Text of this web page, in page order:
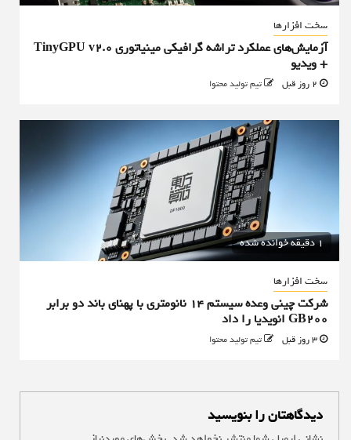
سخت افزارها
آزمایش‌های عملکرد تراشه گرافیکی مینیاتوری TinyGPU v2.0
+ ویدیو
تیم تولید محتوا
1 دقیقه خوانده شده
سخت افزارها
شرکت چینی وعده سیستم ۱۴ نانومتری با پهنای باند دو برابر
GB200 انویدیا را داد
تیم تولید محتوا
دیدگاهتان را بنویسید